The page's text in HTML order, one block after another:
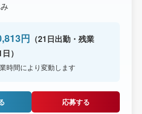
円 （21日出勤・残業
）
時間により変動します
応募する